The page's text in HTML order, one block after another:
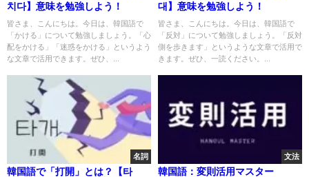
치다】意味を勉強しよう！
皆さま、こんにちは。今日は、韓国語で
「かける」について勉強しましょう。「心
配をかける」「迷惑をかける」というよう
な文章で活用できます。ぜひ、...
대】意味を勉強しよう！
皆さま、こんにちは。今日は、韓国語で
「反対」について勉強しましょう。「反対
側を歩きます」というような文章で活用で
きます。ぜひ、一読ください。...
名詞
韓国語で「打開」とは？【타
文法
韓国語：変則活用マスター